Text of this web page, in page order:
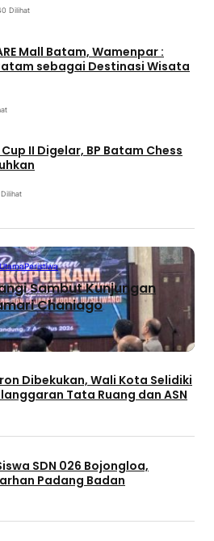
Dilihat
Mall Batam, Wamenpar :
sebagai Destinasi Wisata
II Digelar, BP Batam Chess
Peristiwa
Sambut Kunjungan
Chaniago
Dibekukan, Wali Kota Selidiki
Tata Ruang dan ASN
SDN 026 Bojongloa,
Padang Badan